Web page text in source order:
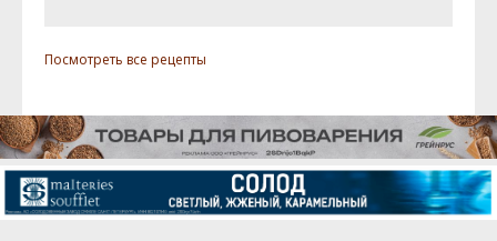
Курский солод Карамельный 150
Магнум (Magnum)
16 г
Халлертау Миттельфрю (Hallertau
Mittelfruh)
11 г
Дрожжи
Посмотреть все рецепты